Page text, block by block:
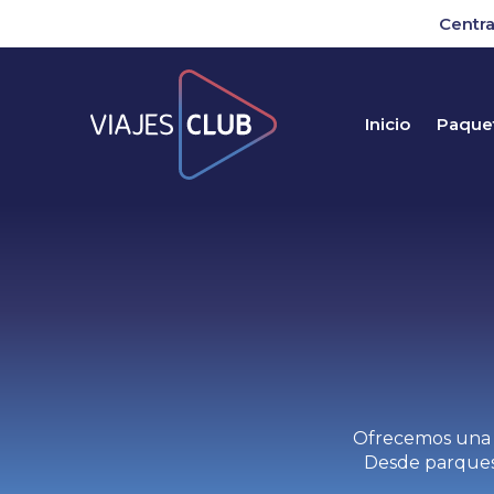
Inicio
Ofrecemos una
Desde